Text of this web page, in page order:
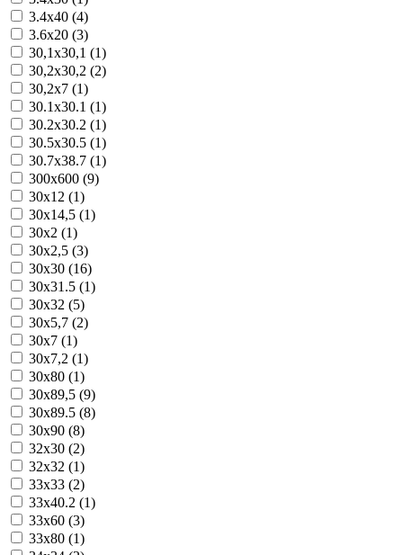
3.4x40 (4)
3.6x20 (3)
30,1x30,1 (1)
30,2x30,2 (2)
30,2x7 (1)
30.1x30.1 (1)
30.2x30.2 (1)
30.5x30.5 (1)
30.7x38.7 (1)
300x600 (9)
30x12 (1)
30x14,5 (1)
30x2 (1)
30x2,5 (3)
30x30 (16)
30x31.5 (1)
30x32 (5)
30x5,7 (2)
30x7 (1)
30x7,2 (1)
30x80 (1)
30x89,5 (9)
30x89.5 (8)
30x90 (8)
32x30 (2)
32x32 (1)
33x33 (2)
33x40.2 (1)
33x60 (3)
33x80 (1)